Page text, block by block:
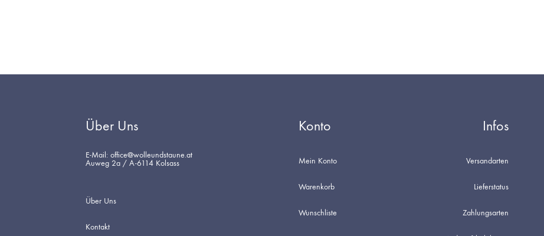
Über Uns
E-Mail: office@wolleundstaune.at
Auweg 2a / A-6114 Kolsass
Über Uns
Kontakt
Konto
Mein Konto
Warenkorb
Wunschliste
Infos
Versandarten
Lieferstatus
Zahlungsarten